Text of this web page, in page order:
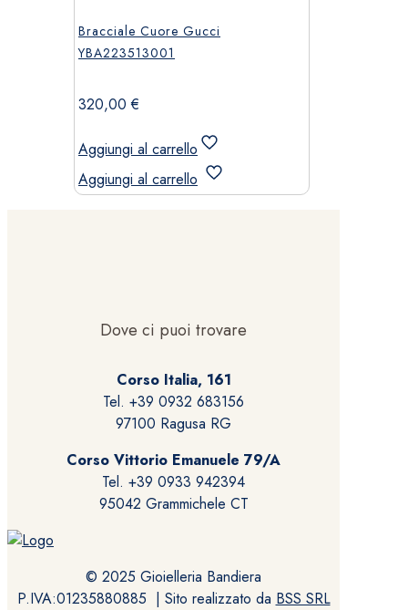
Bracciale Cuore Gucci
YBA223513001
320,00€
Aggiungi al carrello
Aggiungi al carrello
Dove ci puoi trovare
Corso Italia, 161
Tel. +39 0932 683156
97100 Ragusa RG
Corso Vittorio Emanuele 79/A
Tel. +39 0933 942394
95042 Grammichele CT
© 2025 Gioielleria Bandiera
P.IVA:01235880885 | Sito realizzato da BSS SRL